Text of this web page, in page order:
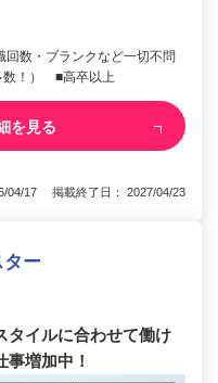
数・ブランクなど一切不問
数！） ■高卒以上
を見る
04/17 掲載終了日： 2027/04/23
ター
タイルに合わせて働け
増加中！